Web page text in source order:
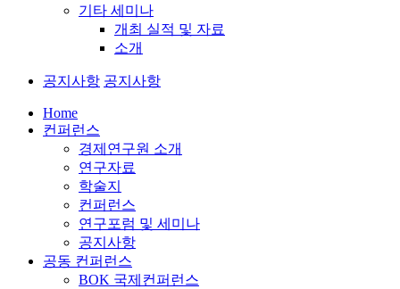
기타 세미나
개최 실적 및 자료
소개
공지사항 공지사항
Home
컨퍼런스
경제연구원 소개
연구자료
학술지
컨퍼런스
연구포럼 및 세미나
공지사항
공동 컨퍼런스
BOK 국제컨퍼런스